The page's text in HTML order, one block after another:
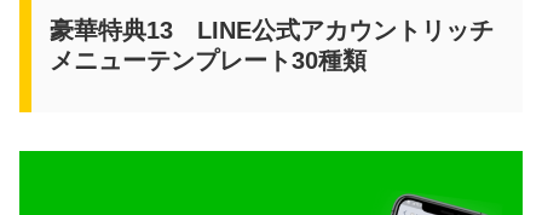
豪華特典13 LINE公式アカウントリッチ
メニューテンプレート30種類